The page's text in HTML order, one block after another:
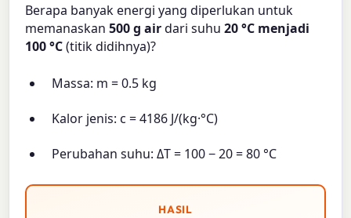
Berapa banyak energi yang diperlukan untuk
memanaskan500 g airdari suhu20 °C menjadi
100 °C(titik didihnya)?
Massa: m = 0.5 kg
Kalor jenis: c = 4186 J/(kg·°C)
Perubahan suhu: ΔT = 100 − 20 = 80 °C
HASIL